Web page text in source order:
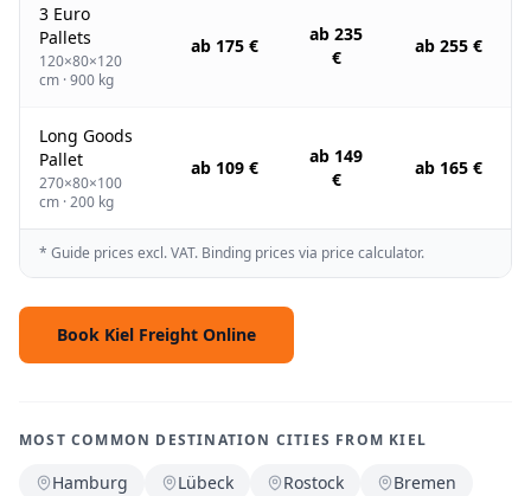
3 Euro
Pallets
120×80×120
cm · 900 kg
ab 175 €
ab 235
€
ab 255 €
Long Goods
Pallet
270×80×100
cm · 200 kg
ab 109 €
ab 149
€
ab 165 €
* Guide prices excl. VAT. Binding prices via price calculator.
Book Kiel Freight Online
MOST COMMON DESTINATION CITIES FROM KIEL
Hamburg Lübeck Rostock
Bremen